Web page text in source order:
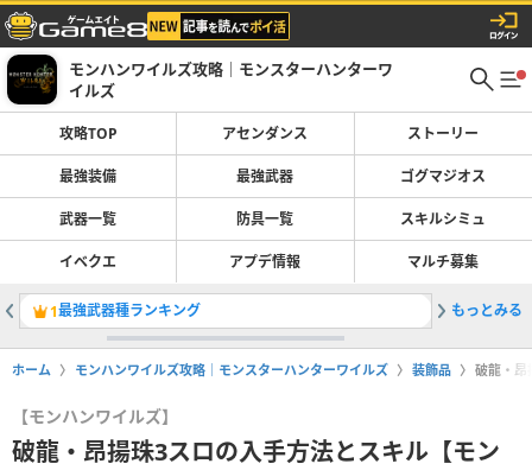
モンハンワイルズ攻略｜モンスターハンターワ
イルズ
攻略TOP アセンダンス ストーリー
最強装備 最強武器 ゴグマジオス
武器一覧 防具一覧 スキルシミュ
イベクエ アプデ情報 マルチ募集
1最強武器種ランキング 2Switch2
もっとみる
ホーム モンハンワイルズ攻略｜モンスターハンターワイルズ 装飾品 破龍・昂
【モンハンワイルズ】
破龍・昂揚珠3スロの入手方法とスキル【モン